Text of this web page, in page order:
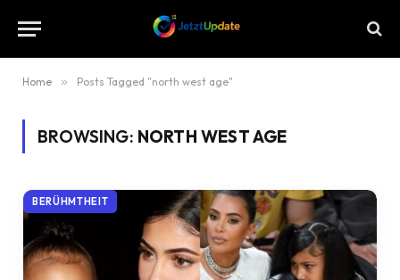
Home » Posts Tagged "north west age"
BROWSING: NORTH WEST AGE
BERÜHMTHEIT